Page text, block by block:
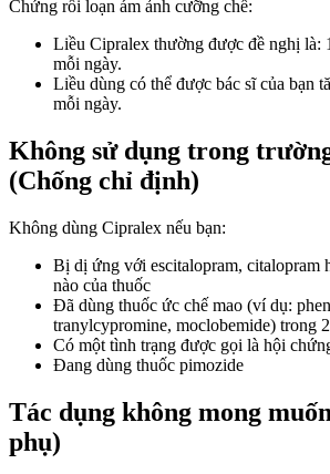
Chứng rối loạn ám ảnh cưỡng chế:
Liều Cipralex thường được đề nghị là:
mỗi ngày.
Liều dùng có thể được bác sĩ của bạn
mỗi ngày.
Không sử dụng trong
(Chống chỉ định)
Không dùng Cipralex nếu bạn:
Bị dị ứng với escitalopram, citalopram
nào của thuốc
Đã dùng thuốc ức chế mao (ví dụ:
tranylcypromine, moclobemide) trong
Có một tình trạng được gọi là hội
Đang dùng thuốc pimozide
Tác dụng không mong
phụ)